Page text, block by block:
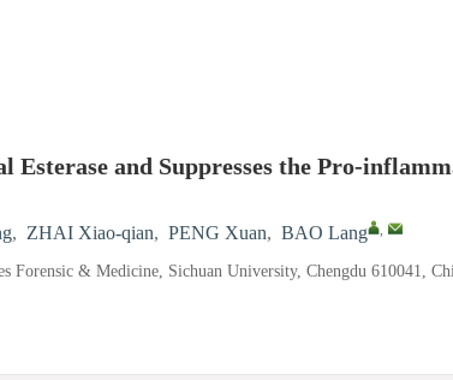
Esterase and Suppresses the Pro-
, ZHAI Xiao-qian, PENG Xuan, BAO Lang ,
Forensic & Medicine, Sichuan University, Chengdu 610041,